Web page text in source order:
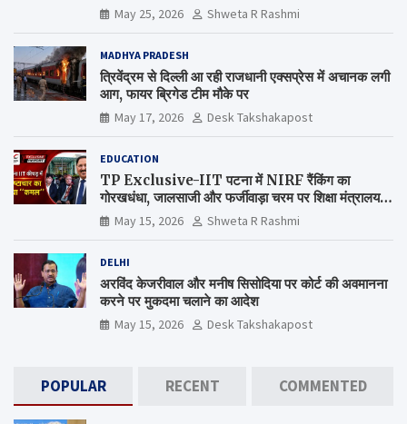
May 25, 2026 Shweta R Rashmi
MADHYA PRADESH
त्रिवेंद्रम से दिल्ली आ रही राजधानी एक्सप्रेस में अचानक लगी
आग, फायर ब्रिगेड टीम मौके पर
May 17, 2026 Desk Takshakapost
EDUCATION
TP Exclusive-IIT पटना में NIRF रैंकिंग का
गोरखधंधा, जालसाजी और फर्जीवाड़ा चरम पर शिक्षा मंत्रालय
कब जागेगा ?
May 15, 2026 Shweta R Rashmi
DELHI
अरविंद केजरीवाल और मनीष सिसोदिया पर कोर्ट की अवमानना
करने पर मुकदमा चलाने का आदेश
May 15, 2026 Desk Takshakapost
POPULAR RECENT COMMENTED